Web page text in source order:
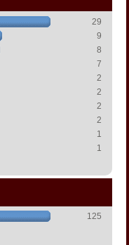
29
9
8
7
2
2
2
2
1
1
125